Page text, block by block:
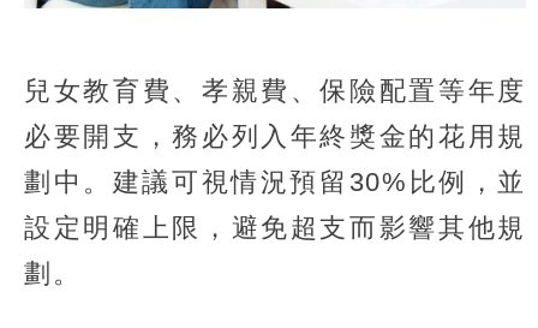
兒女教育費、孝親費、保險配置等年度
必要開支，務必列入年終獎金的花用規
劃中。建議可視情況預留30%比例，並
設定明確上限，避免超支而影響其他規
劃。